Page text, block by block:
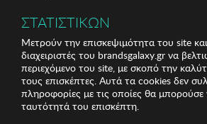
ΣΤΑΤΙΣΤΙΚΩΝ
Μετρούν την επισκεψιμότητα του site
διαχειριστές του brandsgalaxy.gr να
περιεχόμενο του site, με σκοπό την
τους επισκέπτες. Αυτά τα cookies δεν
πληροφορίες με τις οποίες θα μπορούσε
ταυτότητά του επισκέπτη.